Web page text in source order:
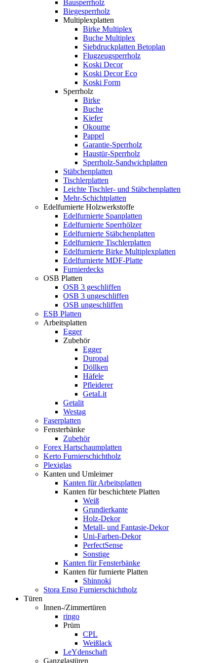
Bausperrholz
Biegesperrholz
Multiplexplatten
Birke Multiplex
Buche Multiplex
Siebdruckplatten Betoplan
Flugzeugsperrholz
Koski Decor
Koski Decor Eco
Koski Form
Sperrholz
Birke
Buche
Kiefer
Okoume
Pappel
Garantie-Sperrholz
Haustür-Sperrholz
Sperrholz-Sandwichplatten
Stäbchenplatten
Tischlerplatten
Leichte Tischler- und Stäbchenplatten
Mehr-Schichtplatten
Edelfurnierte Holzwerkstoffe
Edelfurnierte Spanplatten
Edelfurnierte Sperrhölzer
Edelfurnierte Stäbchenplatten
Edelfurnierte Tischlerplatten
Edelfurnierte Birke Multiplexplatten
Edelfurnierte MDF-Platte
Furnierdecks
OSB Platten
OSB 3 geschliffen
OSB 3 ungeschliffen
OSB ungeschliffen
ESB Platten
Arbeitsplatten
Egger
Zubehör
Egger
Duropal
Döllken
Häfele
Pfleiderer
GetaLit
Getalit
Westag
Faserplatten
Fensterbänke
Zubehör
Forex Hartschaumplatten
Kerto Furnierschichtholz
Plexiglas
Kanten und Umleimer
Kanten für Arbeitsplatten
Kanten für beschichtete Platten
Weiß
Grundierkante
Holz-Dekor
Metall- und Fantasie-Dekor
Uni-Farben-Dekor
PerfectSense
Sonstige
Kanten für Fensterbänke
Kanten für furnierte Platten
Shinnoki
Stora Enso Furnierschichtholz
Türen
Innen-/Zimmertüren
ringo
Prüm
CPL
Weißlack
LeYdenschaft
Ganzglastüren